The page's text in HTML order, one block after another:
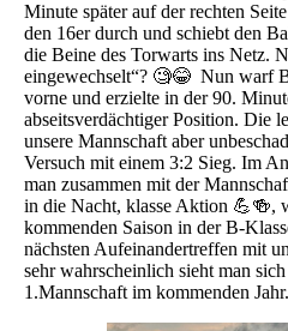
Minute später auf der rechten
den 16er durch und schiebt den
die Beine des Torwarts ins Netz.
eingewechselt“? 🧐😂 Nun warf
vorne und erzielte in der 90.
abseitsverdächtiger Position. Die
unsere Mannschaft aber
Versuch mit einem 3:2 Sieg. Im
man zusammen mit der
in die Nacht, klasse Aktion 💪🍻,
kommenden Saison in der B-
nächsten Aufeinandertreffen mit
sehr wahrscheinlich sieht man
1.Mannschaft im kommenden Jahr.